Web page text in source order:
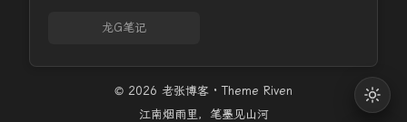
龙G笔记
© 2026 老张博客 · Theme Riven
江南烟雨里，笔墨见山河